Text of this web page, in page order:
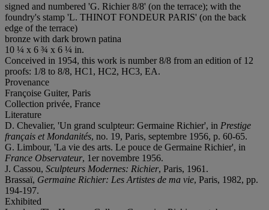
signed and numbered 'G. Richier 8/8' (on the terrace); with the
foundry's stamp 'L. THINOT FONDEUR PARIS' (on the back
edge of the terrace)
bronze with dark brown patina
10 ¼ x 6 ¾ x 6 ¼ in.
Conceived in 1954, this work is number 8/8 from an edition of 12
proofs: 1/8 to 8/8, HC1, HC2, HC3, EA.
Provenance
Françoise Guiter, Paris
Collection privée, France
Literature
D. Chevalier, 'Un grand sculpteur: Germaine Richier', in Prestige
français et Mondanités, no. 19, Paris, septembre 1956, p. 60-65.
G. Limbour, 'La vie des arts. Le pouce de Germaine Richier', in
France Observateur, 1er novembre 1956.
J. Cassou, Sculpteurs Modernes: Richier, Paris, 1961.
Brassaï, Germaine Richier: Les Artistes de ma vie, Paris, 1982, pp.
194-197.
Exhibited